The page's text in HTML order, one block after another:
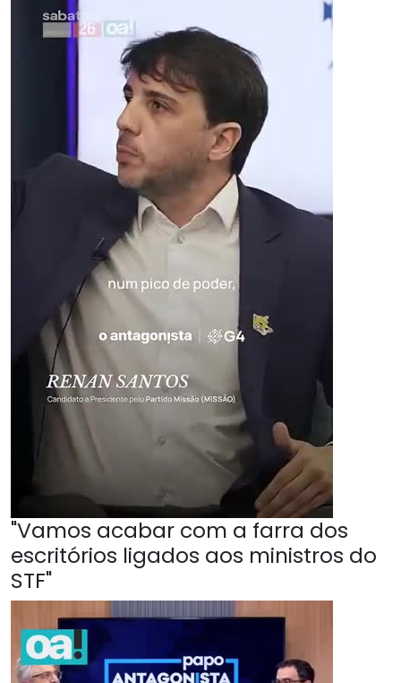
"Vamos acabar com a farra dos
escritórios ligados aos ministros do
STF"